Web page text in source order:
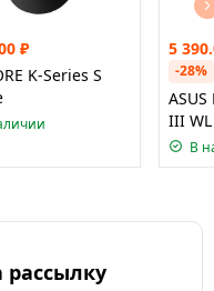
₽
K-Series S
5
-28%
III WL
В